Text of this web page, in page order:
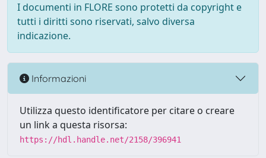
I documenti in FLORE sono protetti da copyright e
tutti i diritti sono riservati, salvo diversa
indicazione.
Informazioni
Utilizza questo identificatore per citare o creare
un link a questa risorsa:
https://hdl.handle.net/2158/396941